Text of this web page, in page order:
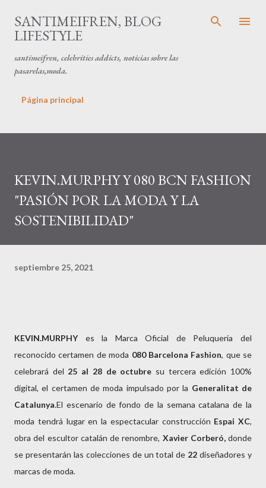
Ir al contenido principal
SANTIMEIFREN, BLOG
LIFESTYLE
santimeifren, celebrities addicts, noticias sobre las
pasarelas,moda.
Página principal
KEVIN.MURPHY Y 080 BCN FASHION
"PASIÓN POR LA MODA Y LA
SOSTENIBILIDAD"
septiembre 25, 2021
KEVIN.MURPHY es la Marca Oficial de Peluquería del
reconocido certamen de moda 080 Barcelona Fashion, que se
celebrará del 25 al 28 de octubre su tercera edición 100%
digital, el certamen de moda impulsado por la Generalitat de
Catalunya.El escenario de fondo de la semana catalana de la
moda tendrá lugar en la espectacular construcción Espai XC,
obra del escultor catalán de renombre, XavierCorberó,donde
se presentarán las colecciones de un total de 22diseñadores y
marcas de moda.